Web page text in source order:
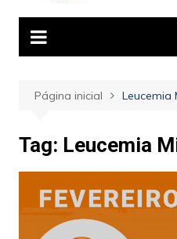
Página inicial Leucemia
Tag: Leucemia